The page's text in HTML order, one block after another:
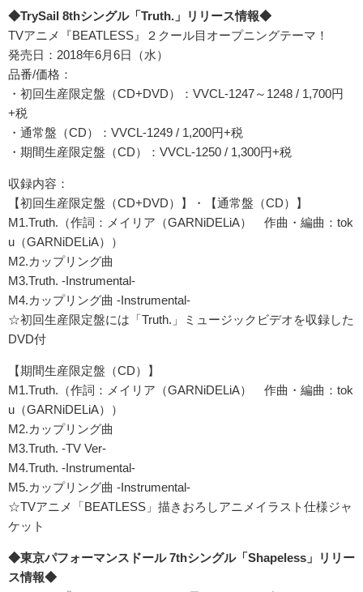
◆TrySail 8thシングル「Truth.」リリース情報◆
TVアニメ『BEATLESS』２クール目オープニングテーマ！
発売日：2018年6月6日（水）
品番/価格：
・初回生産限定盤（CD+DVD）：VVCL-1247～1248 / 1,700円
+税
・通常盤（CD）：VVCL-1249 / 1,200円+税
・期間生産限定盤（CD）：VVCL-1250 / 1,300円+税
収録内容：
【初回生産限定盤（CD+DVD）】・【通常盤（CD）】
M1.Truth.（作詞：メイリア（GARNiDELiA） 作曲・編曲：tok
u（GARNiDELiA））
M2.カップリング曲
M3.Truth. -Instrumental-
M4.カップリング曲 -Instrumental-
☆初回生産限定盤には「Truth.」ミュージックビデオを収録した
DVD付
【期間生産限定盤（CD）】
M1.Truth.（作詞：メイリア（GARNiDELiA） 作曲・編曲：tok
u（GARNiDELiA））
M2.カップリング曲
M3.Truth. -TV Ver-
M4.Truth. -Instrumental-
M5.カップリング曲 -Instrumental-
☆TVアニメ「BEATLESS」描きおろしアニメイラスト仕様ジャ
ケット
◆東京パフォーマンスドール 7thシングル「Shapeless」リリー
ス情報◆